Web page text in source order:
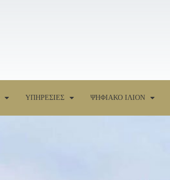
ΥΠΗΡΕΣΙΕΣ ΨΗΦΙΑΚΟ ΙΛΙΟΝ